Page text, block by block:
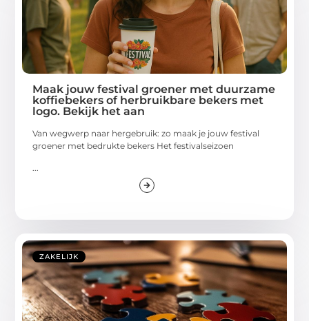
Maak jouw festival groener met duurzame
koffiebekers of herbruikbare bekers met
logo. Bekijk het aan
Van wegwerp naar hergebruik: zo maak je jouw festival
groener met bedrukte bekers Het festivalseizoen
...
ZAKELIJK